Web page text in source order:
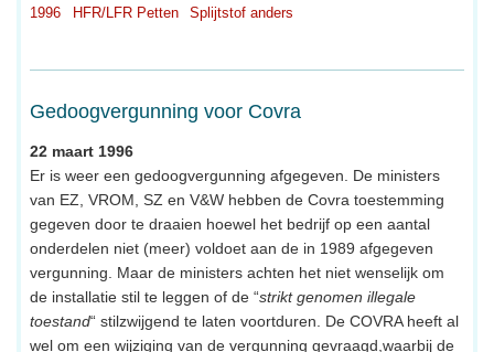
1996
HFR/LFR Petten Splijtstof anders
Gedoogvergunning voor Covra
22 maart 1996
Er is weer een gedoogvergunning afgegeven. De ministers
van EZ, VROM, SZ en V&W hebben de Covra toestemming
gegeven door te draaien hoewel het bedrijf op een aantal
onderdelen niet (meer) voldoet aan de in 1989 afgegeven
vergunning. Maar de ministers achten het niet wenselijk om
de installatie stil te leggen of de “strikt genomen illegale
toestand“ stilzwijgend te laten voortduren. De COVRA heeft al
wel om een wijziging van de vergunning gevraagd,waarbij de